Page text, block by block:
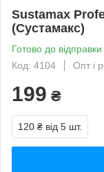
Sustamax
(Сустамакс)
Готово до відправки
Код: 4104
Опт і
199 ₴
120 ₴ від 5 шт.